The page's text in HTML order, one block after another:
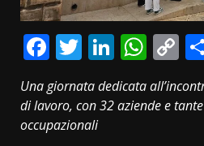
Facebook
Twitter
Una giornata dedicata
di lavoro, con 32 aziendee
occupazionali